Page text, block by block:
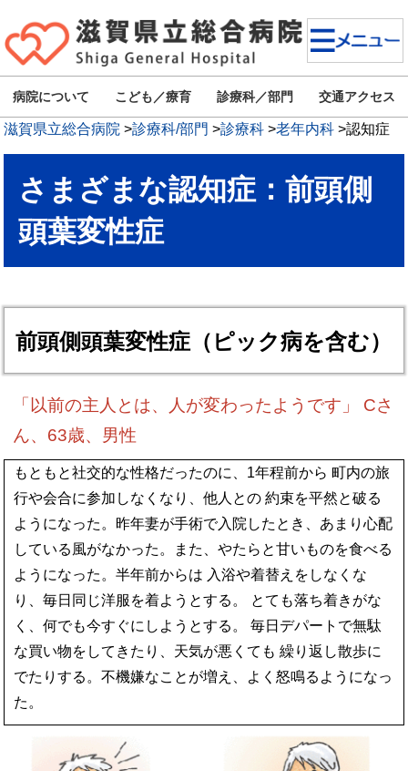
病院について こども／療育 診療科／部門 交通アクセス
滋賀県立総合病院 >診療科/部門 >診療科 >老年内科 >認知症
さまざまな認知症：前頭側
頭葉変性症
前頭側頭葉変性症（ピック病を含む）
「以前の主人とは、人が変わったようです」 Cさ
ん、63歳、男性
もともと社交的な性格だったのに、1年程前から 町内の旅
行や会合に参加しなくなり、他人との 約束を平然と破る
ようになった。昨年妻が手術で入院したとき、あまり心配
している風がなかった。また、やたらと甘いものを食べる
ようになった。半年前からは 入浴や着替えをしなくな
り、毎日同じ洋服を着ようとする。 とても落ち着きがな
く、何でも今すぐにしようとする。 毎日デパートで無駄
な買い物をしてきたり、天気が悪くても 繰り返し散歩に
でたりする。不機嫌なことが増え、よく怒鳴るようになっ
た。